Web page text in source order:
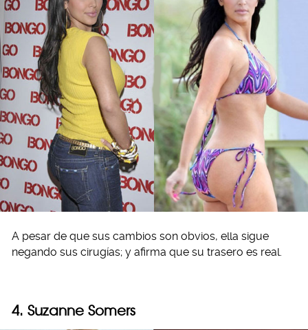
A pesar de que sus cambios son obvios, ella sigue
negando sus cirugías; y afirma que su trasero es real.
4. Suzanne Somers